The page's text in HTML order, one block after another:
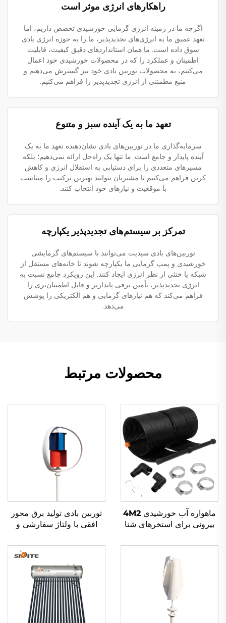
راهکارهای انرژی موثر است
اگرچه ما در زمینه انرژی گرمایی خورشیدی تخصص داریم، اما
تعهد عمیق ما به انرژی‌های تجدیدپذیر، ما را به حوزه انرژی بادی
سوق داده است. ما همان استانداردهای دقیق کیفیت، قابلیت
اطمینان و عملکرد را که در محصولات خورشیدی خود اعمال
می‌کنیم، به محصولات توربین بادی خود نیز گسترش می‌دهیم و
منبع مطمئنی از انرژی تجدیدپذیر را فراهم می‌کنیم.
تعهد ما به یک آینده سبز و متنوع
سرمایه‌گذاری ما در توربین‌های بادی نشان‌دهنده تعهد ما به یک
آینده پایدار و جامع است. ما تنها یک راه‌حل ارائه نمی‌دهیم؛ بلکه
مسیرهای متعددی را برای دستیابی به استقلال انرژی و کاهش
کربن فراهم می‌کنیم تا مشتریان بتوانند بهترین ترکیب را متناسب
با موقعیت و نیازهای خود انتخاب کنند.
تمرکز بر سیستم‌های تجدیدپذیر یکپارچه
توربین‌های بادی سیدیت می‌توانند با سیستم‌های گرمایشی
خورشیدی و پمپ گرمایی ما یکپارچه شوند تا خانه‌های مستقل از
شبکه یا خنثی از نظر انرژی ایجاد کنند. این رویکرد جامع نسبت به
انرژی تجدیدپذیر، تأمین برقی پایدارتر و قابل اطمینان‌تری را
فراهم می‌کند که هم نیازهای گرمایی و هم الکتریکی را پوشش
می‌دهد.
محصولات مرتبط
ماهواره آب خورشیدی 4M2
بیرونی برای استخرهای شنا
دوستدار محیط زیست
توربین بادی تولید برق محور
افقی با ولتاژ سفارشی و
50kW برای سیستم بادی
بی‌شبکه با لوگو